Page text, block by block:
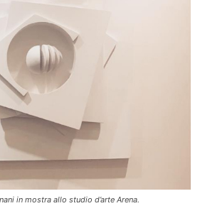
in mostra allo studio d’arte Arena.